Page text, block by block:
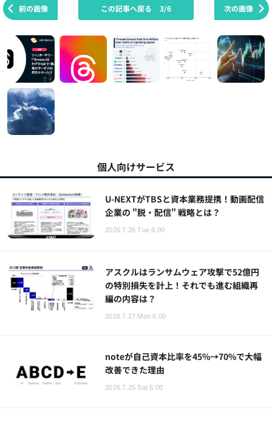
前の画像 次の画像
この記事へ戻る 3/6
個人向けサービス
U-NEXTがTBSと資本業務提携！動画配信
企業の "脱・配信" 戦略とは？
2026.7.28 Tue 6:00
アスクルはランサムウェア攻撃で52億円
の特別損失を計上！それでも進む組織再
編の内容は？
2026.7.27 Mon 6:00
noteが自己資本比率を45%→70%で大幅
改善できた理由
2026.7.25 Sat 6:00